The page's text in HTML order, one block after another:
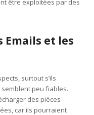
être exploitées par des
Emails et les
surtout s’ils
peu fiables.
des pièces
car ils pourraient